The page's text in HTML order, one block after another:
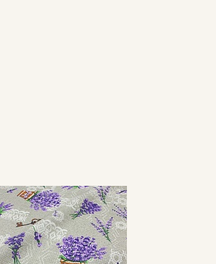
Подписаться